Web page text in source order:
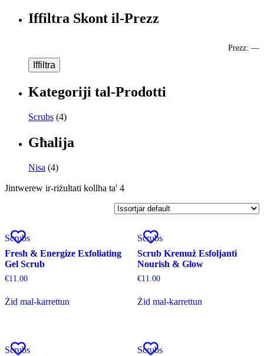
Iffiltra Skont il-Prezz
Prezz: —
Iffiltra
Kategoriji tal-Prodotti
Scrubs (4)
Għalija
Nisa (4)
Jintwerew ir-riżultati kollha ta' 4
Scrubs
Fresh & Energize Exfoliating
Gel Scrub
€11.00
Żid mal-karrettun
Scrubs
Scrub Kremuż Esfoljanti
Nourish & Glow
€11.00
Żid mal-karrettun
Scrubs
Scrubs